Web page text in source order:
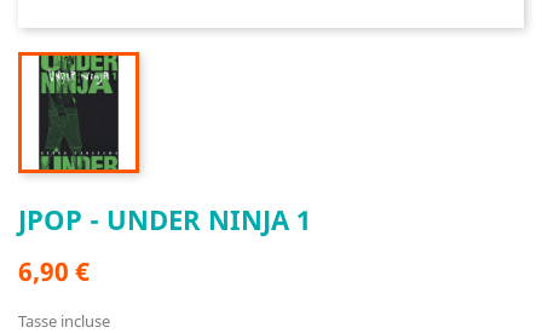
JPOP - UNDER NINJA 1
6,90 €
Tasse incluse